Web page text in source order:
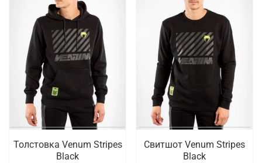
Толстовка Venum Stripes
Black
Свитшот Venum Stripes
Black